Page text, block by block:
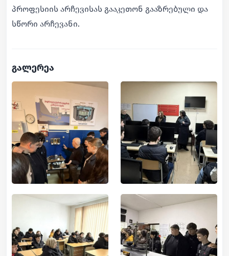
პროფესიის არჩევისას გააკეთონ გააზრებული და
სწორი არჩევანი.
გალერეა